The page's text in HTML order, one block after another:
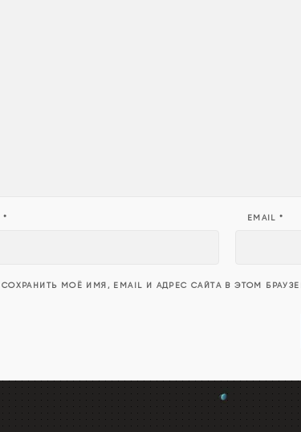
* EMAIL*
СОХРАНИТЬ МОЁ ИМЯ, EMAIL И АДРЕС САЙТА В ЭТОМ